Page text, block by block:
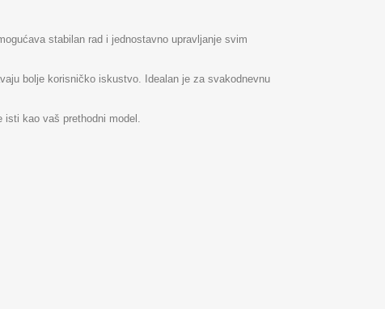
stabilan rad i jednostavno upravljanje svim
bolje korisničko iskustvo. Idealan je za svakodnevnu
isti kao vaš prethodni model.